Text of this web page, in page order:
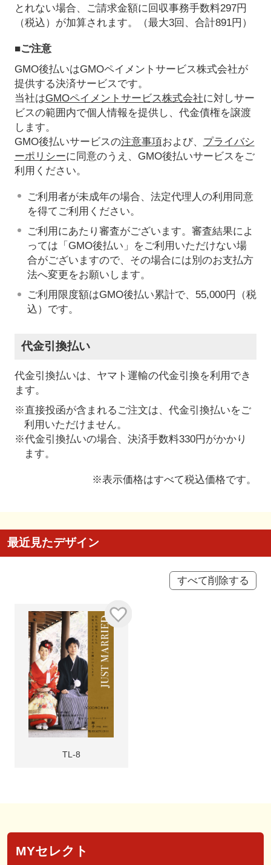
とれない場合、ご請求金額に回収事務手数料297円
（税込）が加算されます。（最大3回、合計891円）
■ご注意
GMO後払いはGMOペイメントサービス株式会社が
提供する決済サービスです。
当社はGMOペイメントサービス株式会社に対しサー
ビスの範囲内で個人情報を提供し、代金債権を譲渡
します。
GMO後払いサービスの注意事項および、 プライバシ
ーポリシーに同意のうえ、GMO後払いサービスをご
利用ください。
ご利用者が未成年の場合、法定代理人の利用同意
を得てご利用ください。
ご利用にあたり審査がございます。審査結果によ
っては「GMO後払い」をご利用いただけない場
合がございますので、その場合には別のお支払方
法へ変更をお願いします。
ご利用限度額はGMO後払い累計で、55,000円（税
込）です。
代金引換払い
代金引換払いは、ヤマト運輸の代金引換を利用でき
ます。
※直接投函が含まれるご注文は、代金引換払いをご
利用いただけません。
※代金引換払いの場合、決済手数料330円がかかり
ます。
※表示価格はすべて税込価格です。
最近見たデザイン
すべて削除する
TL-8
MYセレクト